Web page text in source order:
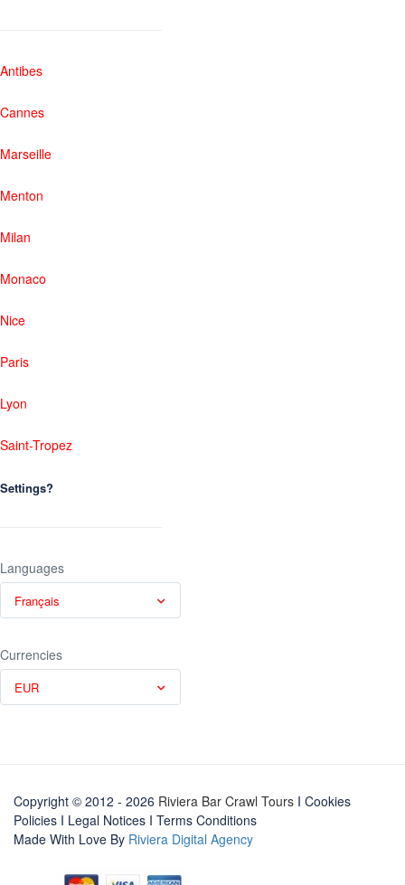
Antibes
Cannes
Marseille
Menton
Milan
Monaco
Nice
Paris
Lyon
Saint-Tropez
Settings?
Languages
Français
Currencies
EUR
Copyright © 2012 - 2026 Riviera Bar Crawl Tours I Cookies
Policies I Legal Notices I Terms Conditions
Made With Love By Riviera Digital Agency